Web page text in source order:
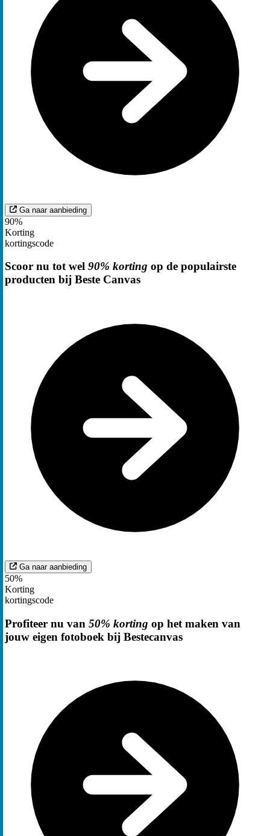
Ga naar aanbieding
90%
Korting
kortingscode
Scoor nu tot wel 90% korting op de populairste
producten bij Beste Canvas
Ga naar aanbieding
50%
Korting
kortingscode
Profiteer nu van 50% korting op het maken van
jouw eigen fotoboek bij Bestecanvas